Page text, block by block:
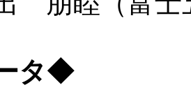
タ◆